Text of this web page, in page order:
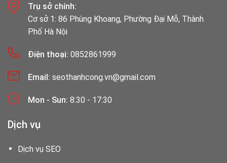
Trụ sở chính:
Cơ sở 1: 86 Phùng Khoang, Phường Đại Mỗ, Thành
Phố Hà Nội
Điện thoại: 0852861999
Email: seothanhcong.vn@gmail.com
Mon - Sun: 8:30 - 17:30
Dịch vụ
Dịch vụ SEO